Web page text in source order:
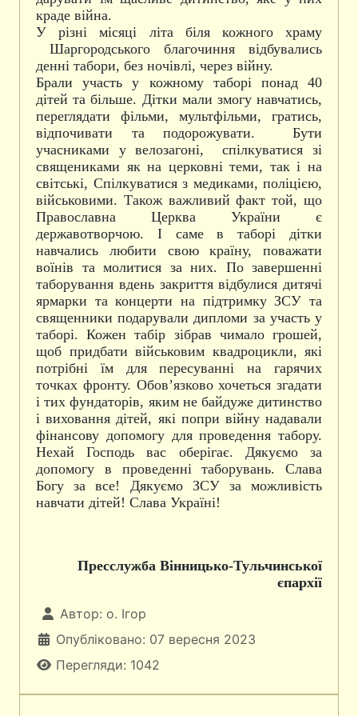
краде війна.
У різні місяці літа біля кожного храму
Шаргородського благочиння відбувались
денні табори, без ночівлі, через війну.
Брали участь у кожному таборі понад 40
дітей та більше. Дітки мали змогу навчатись,
переглядати фільми, мультфільми, гратись,
відпочивати та подорожувати. Бути
учасниками у велозагоні, спілкуватися зі
священиками як на церковні теми, так і на
світські, Спілкуватися з медиками, поліцією,
військовими. Також важливий факт той, що
Православна Церква України є
державотворчою. І саме в таборі дітки
навчались любити свою країну, поважати
воїнів та молитися за них. По завершенні
таборування вдень закриття відбулися дитячі
ярмарки та концерти на підтримку ЗСУ та
священники подарували дипломи за участь у
таборі. Кожен табір зібрав чимало грошей,
щоб придбати військовим квадроцикли, які
потрібні їм для пересуванні на гарячих
точках фронту. Обов’язково хочеться згадати
і тих фундаторів, яким не байдуже дитинство
і виховання дітей, які попри війну надавали
фінансову допомогу для проведення табору.
Нехай Господь вас оберігає. Дякуємо за
допомогу в проведенні таборувань. Слава
Богу за все! Дякуємо ЗСУ за можливість
навчати дітей! Слава Україні!
Пресслужба Вінницько-Тульчинської
єпархії
Автор: о. Ігор
Опубліковано: 07 вересня 2023
Перегляди: 1042